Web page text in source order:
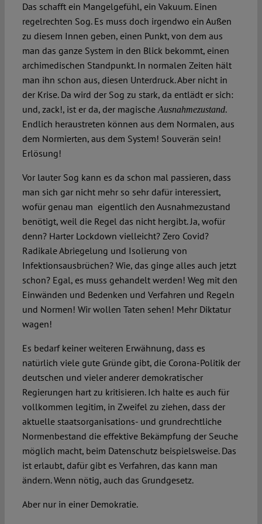
Das schafft ein Mangelgefühl, ein Vakuum. Einen
regelrechten Sog. Es muss doch irgendwo ein Außen
zu diesem Innen geben, einen Punkt, von dem aus
man das ganze System in den Blick bekommt, einen
archimedischen Standpunkt. In normalen Zeiten hält
man ihn schon aus, diesen Unterdruck. Aber nicht in
der Krise. Da wird der Sog zu stark, da entlädt er sich:
und, zack!, ist er da, der magischeAusnahmezustand.
Endlich heraustreten können aus dem Normalen, aus
dem Normierten, aus dem System! Souverän sein!
Erlösung!
Vor lauter Sog kann es da schon mal passieren, dass
man sich gar nicht mehr so sehr dafür interessiert,
wofür genau man eigentlich den Ausnahmezustand
benötigt, weil die Regel das nicht hergibt. Ja, wofür
denn? Harter Lockdown vielleicht? Zero Covid?
Radikale Abriegelung und Isolierung von
Infektionsausbrüchen? Wie, das ginge alles auch jetzt
schon? Egal, es muss gehandelt werden! Weg mit den
Einwänden und Bedenken und Verfahren und Regeln
und Normen! Wir wollen Taten sehen! Mehr Diktatur
wagen!
Es bedarf keiner weiteren Erwähnung, dass es
natürlich viele gute Gründe gibt, die Corona-Politik der
deutschen und vieler anderer demokratischer
Regierungen hart zu kritisieren. Ich halte es auch für
vollkommen legitim, in Zweifel zu ziehen, dass der
aktuelle staatsorganisations- und grundrechtliche
Normenbestand die effektive Bekämpfung der Seuche
möglich macht, beim Datenschutz beispielsweise. Das
ist erlaubt, dafür gibt es Verfahren, das kann man
ändern. Wenn nötig, auch das Grundgesetz.
Aber nur in einer Demokratie.